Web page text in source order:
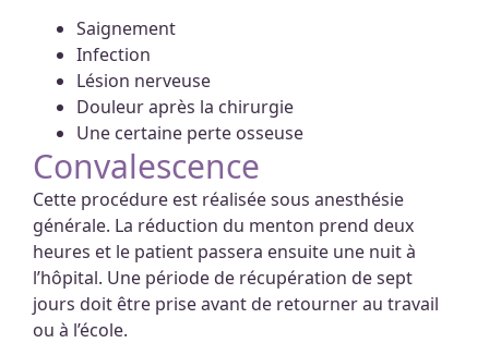
Saignement
Infection
Lésion nerveuse
Douleur après la chirurgie
Une certaine perte osseuse
Convalescence
Cette procédure est réalisée sous anesthésie
générale. La réduction du menton prend deux
heures et le patient passera ensuite une nuit à
l’hôpital. Une période de récupération de sept
jours doit être prise avant de retourner au travail
ou à l’école.